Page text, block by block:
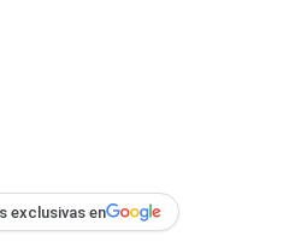
exclusivas en